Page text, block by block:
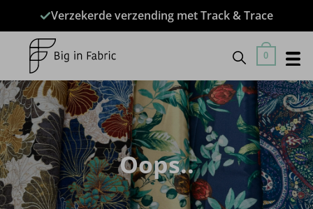
inhoud
Verzekerde verzending met Track & Trace
0
Oops..